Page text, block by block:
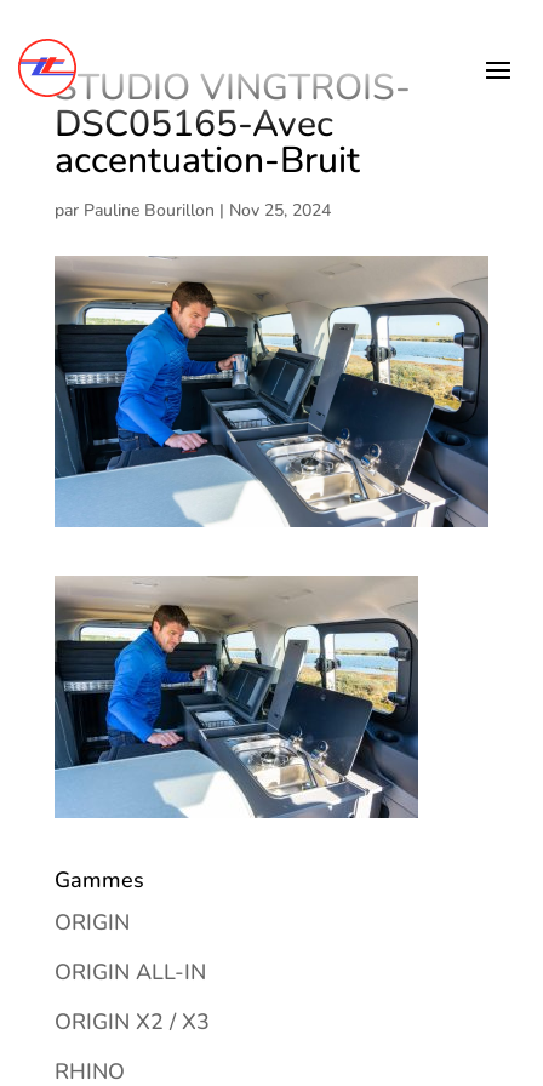
STUDIO VINGTROIS-
DSC05165-Avec
accentuation-Bruit
par Pauline Bourillon | Nov 25, 2024
Gammes
ORIGIN
ORIGIN ALL-IN
ORIGIN X2 / X3
RHINO